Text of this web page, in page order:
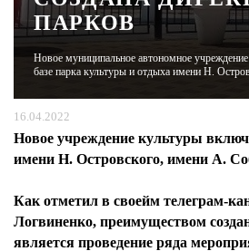
ПАРКОВ
Новое муниципальное автономное
базе парка культуры и отдыха имени Н.
16.04.2022
Новое учреждение культуры
имени Н. Островского, имени А.
Как отметил в своейм телеграм-
Логвиненко, преимуществом
является проведение ряда